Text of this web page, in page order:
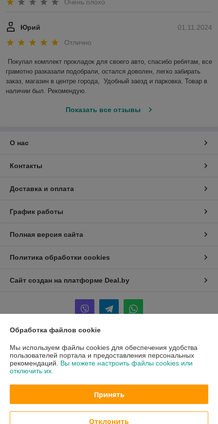
Очень плохо
01.11.2024
Юрий
Отлично
Покупал комплект прокладок для своего авто, спасибо ребятам, все
грамотно разказали подобрали, остался доволен, легко забирать
заказ, магазин в центре города,  Удобный заезд и парковка. Товар в
наличии был. Рекомендую.
Показать все отзывы
О нас
Контакты
Доставка и оплата
График работы
Полная версия сайта
Политика обработки cookies
Сайт создан на платформе Deal.by
Информация для покупателя
Юридическое лицо:Закрытое акционерное общество «ИнтерАвтоТех»
220004, г. Минск, ул. К. Либкнехта, 62Б, каб. 5
Регистрационный номер ЕГР: 191164706
Регистрационный орган: Минский городской исполнительный комитет
Обработка файлов cookie
Мы используем файлы cookies для обеспечения удобства
пользователей портала и предоставления персональных
рекомендаций. Вы можете настроить файлы cookies или
отключить их.
Принять
Отклонить